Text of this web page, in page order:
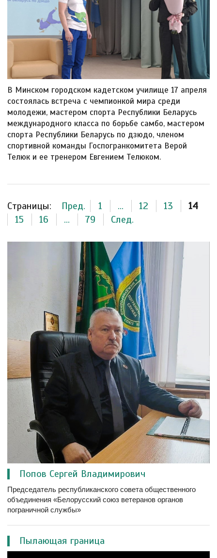
В Минском городском кадетском училище 17 апреля
состоялась встреча с чемпионкой мира среди
молодежи, мастером спорта Республики Беларусь
международного класса по борьбе самбо, мастером
спорта Республики Беларусь по дзюдо, членом
спортивной команды Госпогранкомитета Верой
Телюк и ее тренером Евгением Телюком.
Страницы: Пред. 1 ... 12 13
14
15
16 ... 79 След.
Попов Сергей Владимирович
Председатель республиканского совета общественного
объединения «Белорусский союз ветеранов органов
пограничной службы»
Пылающая граница